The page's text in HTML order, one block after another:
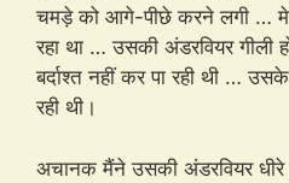
चमड़े को आगे-पीछे करने लगी …
रहा था … उसकी अंडरवियर गीली
बर्दाश्त नहीं कर पा रही थी …
रही थी।
अचानक मैंने उसकी अंडरवियर